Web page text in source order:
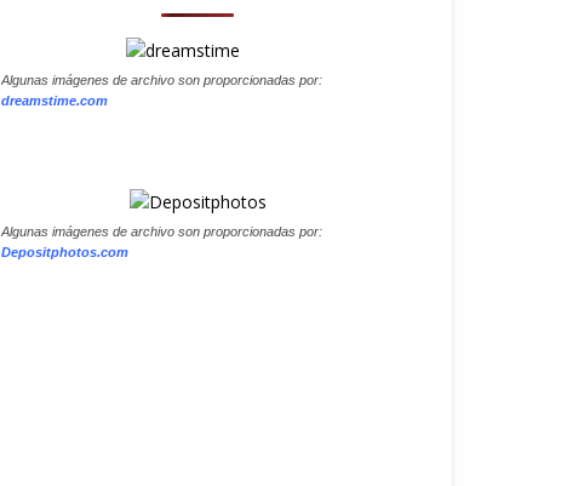
Algunas imágenes de archivo son proporcionadas por:
dreamstime.com
Algunas imágenes de archivo son proporcionadas por:
Depositphotos.com